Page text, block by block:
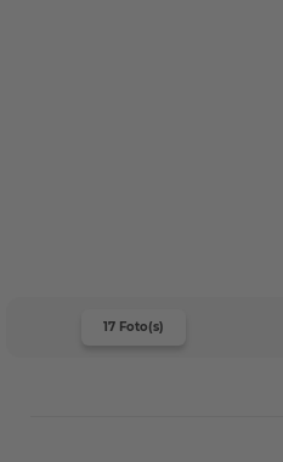
17 Foto(s)